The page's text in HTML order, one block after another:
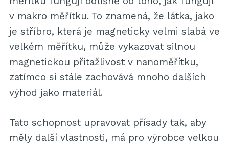
v makro měřítku. To znamená, že látka, jako
je stříbro, která je magneticky velmi slabá ve
velkém měřítku, může vykazovat silnou
magnetickou přitažlivost v nanoměřítku,
zatímco si stále zachovává mnoho dalších
výhod jako materiál.
Tato schopnost upravovat přísady tak, aby
měly další vlastnosti, má pro výrobce velkou